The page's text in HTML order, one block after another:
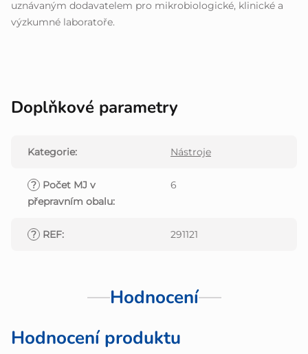
uznávaným dodavatelem pro mikrobiologické, klinické a
výzkumné laboratoře.
Doplňkové parametry
Kategorie: Nástroje
? Počet MJ v
přepravním obalu:
6
? REF: 291121
Hodnocení
Hodnocení produktu